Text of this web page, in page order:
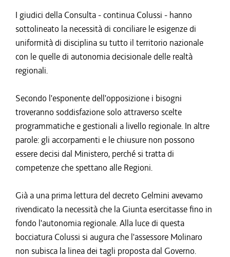
I giudici della Consulta - continua Colussi - hanno
sottolineato la necessità di conciliare le esigenze di
uniformità di disciplina su tutto il territorio nazionale
con le quelle di autonomia decisionale delle realtà
regionali.
Secondo l'esponente dell'opposizione i bisogni
troveranno soddisfazione solo attraverso scelte
programmatiche e gestionali a livello regionale. In altre
parole: gli accorpamenti e le chiusure non possono
essere decisi dal Ministero, perché si tratta di
competenze che spettano alle Regioni.
Già a una prima lettura del decreto Gelmini avevamo
rivendicato la necessità che la Giunta esercitasse fino in
fondo l'autonomia regionale. Alla luce di questa
bocciatura Colussi si augura che l'assessore Molinaro
non subisca la linea dei tagli proposta dal Governo.